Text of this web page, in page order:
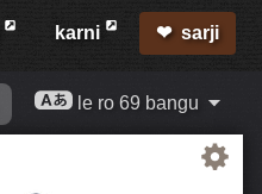
karni sarji
le ro 69 bangu